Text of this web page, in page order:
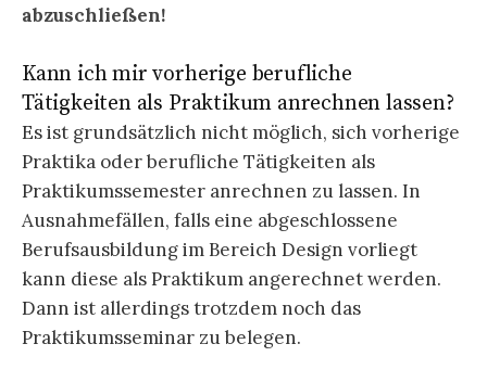
abzuschließen!
Kann ich mir vorherige berufliche
Tätigkeiten als Praktikum anrechnen lassen?
Es ist grundsätzlich nicht möglich, sich vorherige
Praktika oder berufliche Tätigkeiten als
Praktikumssemester anrechnen zu lassen. In
Ausnahmefällen, falls eine abgeschlossene
Berufsausbildung im Bereich Design vorliegt
kann diese als Praktikum angerechnet werden.
Dann ist allerdings trotzdem noch das
Praktikumsseminar zu belegen.